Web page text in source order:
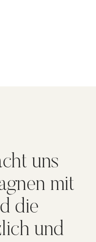
uns
mit
die
und